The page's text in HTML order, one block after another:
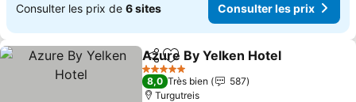
Consulter les prix de 6 sites Consulter les prix
PartagerAjouter à mes favoris
Azure By Yelken Hotel
5 Étoiles
8,0 Très bien
587
Turgutreis